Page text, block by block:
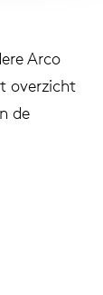
Arco
overzicht
de